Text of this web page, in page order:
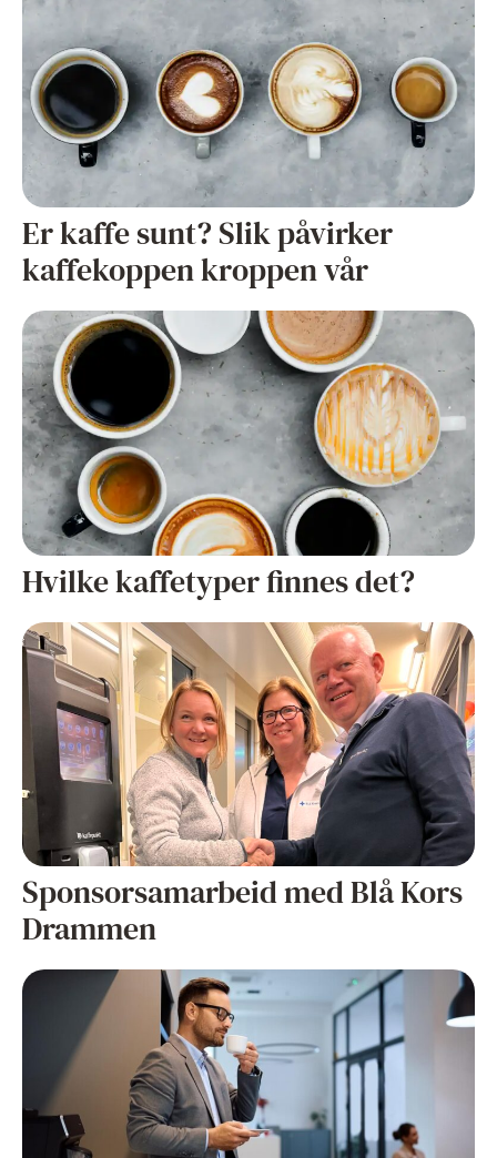
Er kaffe sunt? Slik påvirker
kaffekoppen kroppen vår
Hvilke kaffetyper finnes det?
Sponsorsamarbeid med Blå Kors
Drammen